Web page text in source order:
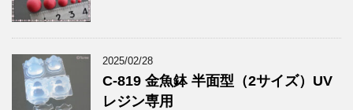
2025/02/28
C-819 金魚鉢 半面型（2サイズ）UV
レジン専用